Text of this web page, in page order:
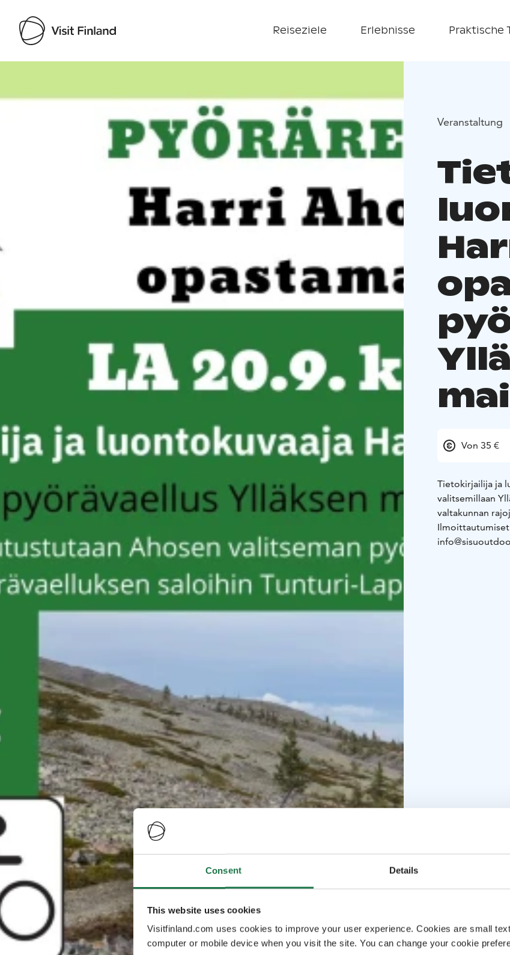
Consent Details
This website uses cookies
Visitfinland.com uses cookies to improve your user experience. Cookies are small
computer or mobile device when you visit the site. You can change your cookie
Reiseziele Erlebnisse Praktische
Veranstaltung
Von 35 €
Tietokirjailija ja
valitsemillaan
valtakunnan